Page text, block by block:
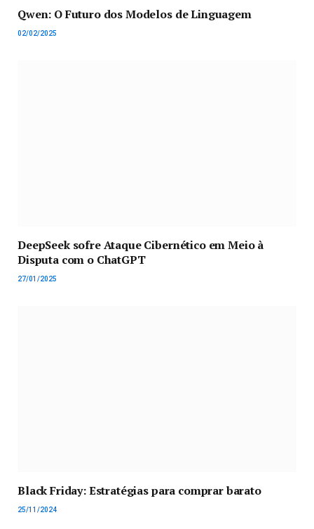
Qwen: O Futuro dos Modelos de Linguagem
02/02/2025
DeepSeek sofre Ataque Cibernético em Meio à
Disputa com o ChatGPT
27/01/2025
Black Friday: Estratégias para comprar barato
25/11/2024